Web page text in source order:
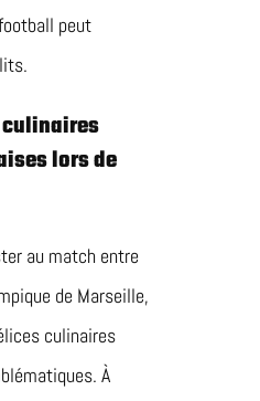
peut
lors de
au match entre
de Marseille,
culinaires
À